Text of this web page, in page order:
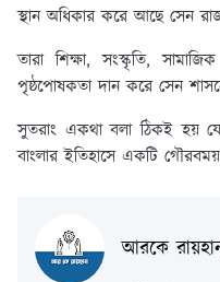
স্থান অধিকার করে আছে সেন
তারা শিক্ষা, সংস্কৃতি,
পৃষ্ঠপোষকতা দান করে সেন
সুতরাং একথা বলা ঠিকই হয়
বাংলার ইতিহাসে একটি গৌরবময়
আরকে